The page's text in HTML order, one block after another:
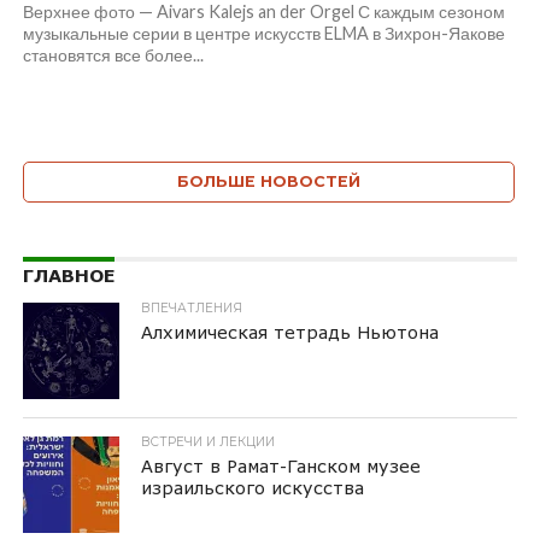
Верхнее фото — Aivars Kalejs an der Orgel С каждым сезоном
музыкальные серии в центре искусств ELMA в Зихрон-Яакове
становятся все более...
БОЛЬШЕ НОВОСТЕЙ
ГЛАВНОЕ
ВПЕЧАТЛЕНИЯ
Алхимическая тетрадь Ньютона
ВСТРЕЧИ И ЛЕКЦИИ
Август в Рамат-Ганском музее
израильского искусства